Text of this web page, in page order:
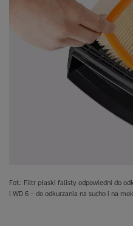
Fot.: Filtr płaski falisty odpowiedni do
i WD 6 – do odkurzania na sucho i na